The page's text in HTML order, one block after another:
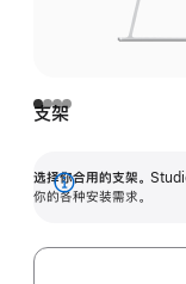
支架
选择你合用的支架。
你的各种安装需求。
展